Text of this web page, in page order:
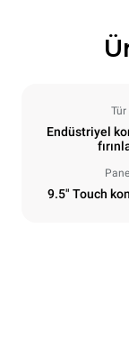
Tür
Endüstriyel
Panel
9.5" Touch